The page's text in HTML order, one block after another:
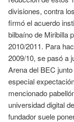
divisiones, contra
firmó el acuerdo
bilbaíno de Miribilla
2010/2011. Para
2009/10, se pasó a
Arena del BEC
especial
mencionado
universidad digital
fundador suele